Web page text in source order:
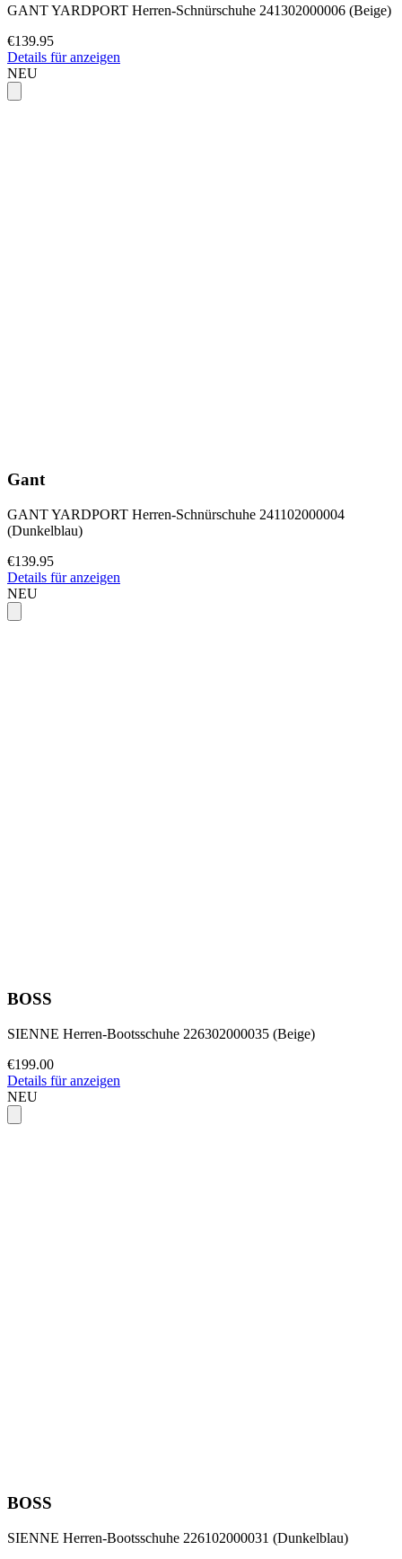
GANT YARDPORT Herren-Schnürschuhe 241302000006 (Beige)
€139.95
Details für anzeigen
NEU
Gant
GANT YARDPORT Herren-Schnürschuhe 241102000004
(Dunkelblau)
€139.95
Details für anzeigen
NEU
BOSS
SIENNE Herren-Bootsschuhe 226302000035 (Beige)
€199.00
Details für anzeigen
NEU
BOSS
SIENNE Herren-Bootsschuhe 226102000031 (Dunkelblau)